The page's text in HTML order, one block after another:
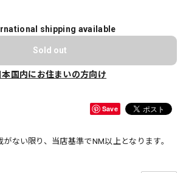
shipping available
Sold out
本国内にお住まいの方向け
Save
がない限り、当店基準でNM以上となります。